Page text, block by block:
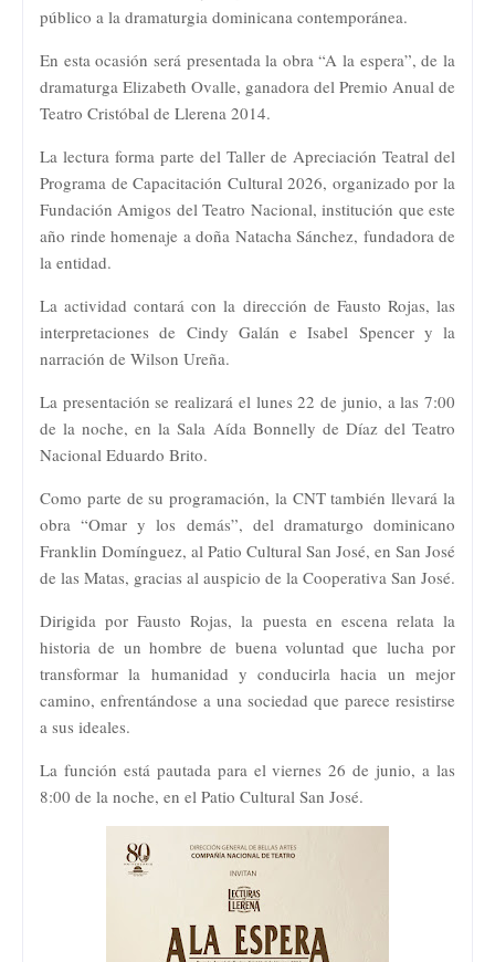
público a la dramaturgia dominicana contemporánea.
En esta ocasión será presentada la obra “A la espera”, de la
dramaturga Elizabeth Ovalle, ganadora del Premio Anual de
Teatro Cristóbal de Llerena 2014.
La lectura forma parte del Taller de Apreciación Teatral del
Programa de Capacitación Cultural 2026, organizado por la
Fundación Amigos del Teatro Nacional, institución que este
año rinde homenaje a doña Natacha Sánchez, fundadora de
la entidad.
La actividad contará con la dirección de Fausto Rojas, las
interpretaciones de Cindy Galán e Isabel Spencer y la
narración de Wilson Ureña.
La presentación se realizará el lunes 22 de junio, a las 7:00
de la noche, en la Sala Aída Bonnelly de Díaz del Teatro
Nacional Eduardo Brito.
Como parte de su programación, la CNT también llevará la
obra “Omar y los demás”, del dramaturgo dominicano
Franklin Domínguez, al Patio Cultural San José, en San José
de las Matas, gracias al auspicio de la Cooperativa San José.
Dirigida por Fausto Rojas, la puesta en escena relata la
historia de un hombre de buena voluntad que lucha por
transformar la humanidad y conducirla hacia un mejor
camino, enfrentándose a una sociedad que parece resistirse
a sus ideales.
La función está pautada para el viernes 26 de junio, a las
8:00 de la noche, en el Patio Cultural San José.